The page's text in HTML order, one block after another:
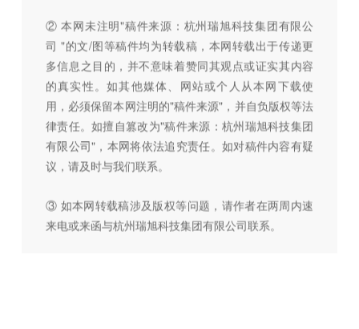
② 本网未注明"稿件来源：杭州瑞旭科技集团有限公
司 "的文/图等稿件均为转载稿，本网转载出于传递更
多信息之目的，并不意味着赞同其观点或证实其内容
的真实性。如其他媒体、网站或个人从本网下载使
用，必须保留本网注明的"稿件来源"，并自负版权等法
律责任。如擅自篡改为"稿件来源：杭州瑞旭科技集团
有限公司"，本网将依法追究责任。如对稿件内容有疑
议，请及时与我们联系。
③ 如本网转载稿涉及版权等问题，请作者在两周内速
来电或来函与杭州瑞旭科技集团有限公司联系。